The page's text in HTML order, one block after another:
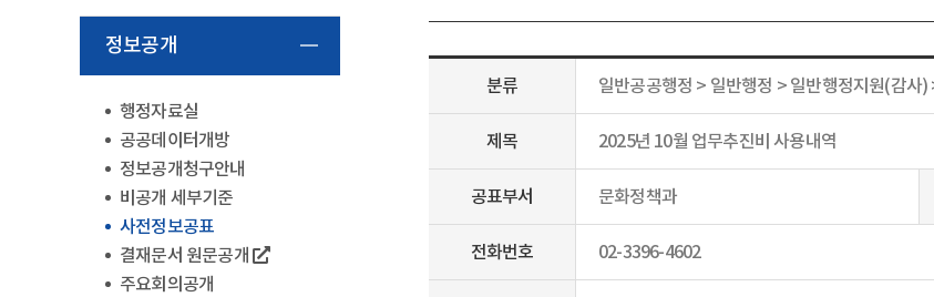
정보공개
행정자료실
공공데이터개방
정보공개청구안내
비공개 세부기준
사전정보공표
결재문서 원문공개
주요회의공개
분류 일반공공행정 > 일반행정 > 일반행정지원(감사)
제목 2025년 10월 업무추진비 사용내역
공표부서 문화정책과
전화번호 02-3396-4602